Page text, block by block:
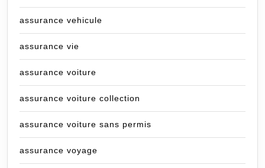
assurance vehicule
assurance vie
assurance voiture
assurance voiture collection
assurance voiture sans permis
assurance voyage